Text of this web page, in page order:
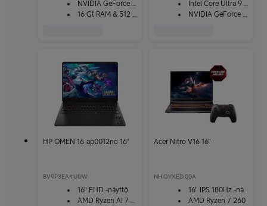
NVIDIA GeForce RTX 5050
16 Gt RAM & 512 Gt SSD
Intel Core Ultra 9 275HX
NVIDIA GeForce RTX 5070 Ti
HP OMEN 16-ap0012no 16"
BV9P3EA#UUW
16" FHD -näyttö
AMD Ryzen AI 7 350
Acer Nitro V16 16"
NH.QYXED.00A
16" IPS 180Hz -näyttö
AMD Ryzen 7 260